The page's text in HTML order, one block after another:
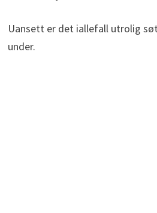
Uansett er det iallefall utrolig
under.